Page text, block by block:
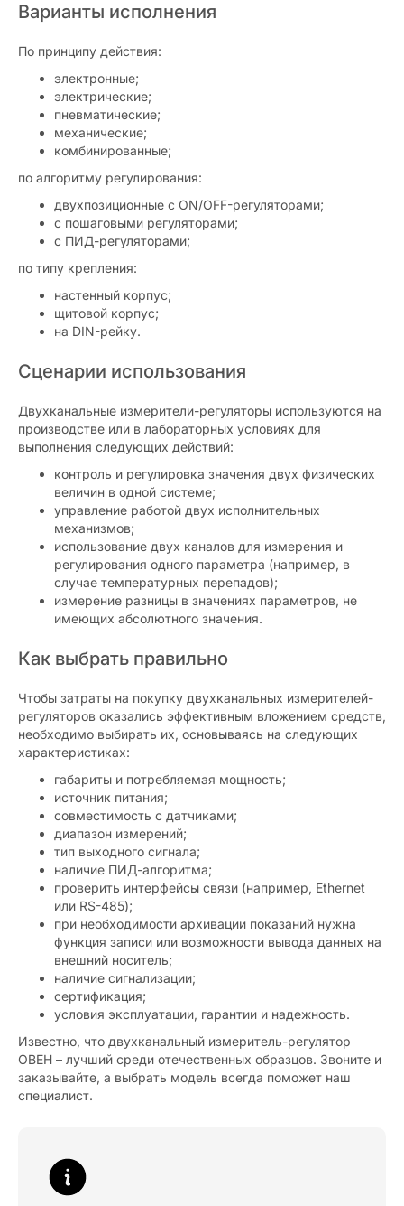
Варианты исполнения
По принципу действия:
электронные;
электрические;
пневматические;
механические;
комбинированные;
по алгоритму регулирования:
двухпозиционные с ON/OFF-регуляторами;
с пошаговыми регуляторами;
с ПИД-регуляторами;
по типу крепления:
настенный корпус;
щитовой корпус;
на DIN-рейку.
Сценарии использования
Двухканальные измерители-регуляторы используются на
производстве или в лабораторных условиях для
выполнения следующих действий:
контроль и регулировка значения двух физических
величин в одной системе;
управление работой двух исполнительных
механизмов;
использование двух каналов для измерения и
регулирования одного параметра (например, в
случае температурных перепадов);
измерение разницы в значениях параметров, не
имеющих абсолютного значения.
Как выбрать правильно
Чтобы затраты на покупку двухканальных измерителей-
регуляторов оказались эффективным вложением средств,
необходимо выбирать их, основываясь на следующих
характеристиках:
габариты и потребляемая мощность;
источник питания;
совместимость с датчиками;
диапазон измерений;
тип выходного сигнала;
наличие ПИД-алгоритма;
проверить интерфейсы связи (например, Ethernet
или RS-485);
при необходимости архивации показаний нужна
функция записи или возможности вывода данных на
внешний носитель;
наличие сигнализации;
сертификация;
условия эксплуатации, гарантии и надежность.
Известно, что двухканальный измеритель-регулятор
ОВЕН – лучший среди отечественных образцов. Звоните и
заказывайте, а выбрать модель всегда поможет наш
специалист.